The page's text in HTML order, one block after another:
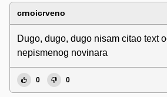
crnoicrveno
Dugo, dugo, dugo nisam citao text
nepismenog novinara
0 0